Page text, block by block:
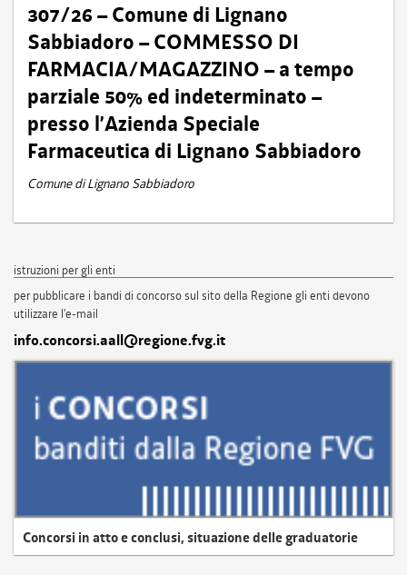
307/26 – Comune di Lignano
Sabbiadoro – COMMESSO DI
FARMACIA/MAGAZZINO – a tempo
parziale 50% ed indeterminato –
presso l’Azienda Speciale
Farmaceutica di Lignano Sabbiadoro
Comune di Lignano Sabbiadoro
istruzioni per gli enti
per pubblicare i bandi di concorso sul sito della Regione gli enti devono
utilizzare l'e-mail
info.concorsi.aall@regione.fvg.it
Concorsi in atto e conclusi, situazione delle graduatorie